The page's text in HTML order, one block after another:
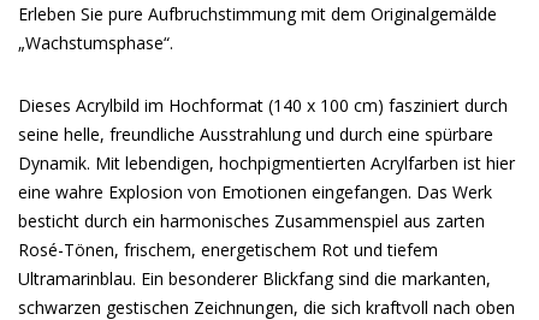
Erleben Sie pure Aufbruchstimmung mit dem Originalgemälde
„Wachstumsphase“.
Dieses Acrylbild im Hochformat (140 x 100 cm) fasziniert durch
seine helle, freundliche Ausstrahlung und durch eine spürbare
Dynamik. Mit lebendigen, hochpigmentierten Acrylfarben ist hier
eine wahre Explosion von Emotionen eingefangen. Das Werk
besticht durch ein harmonisches Zusammenspiel aus zarten
Rosé-Tönen, frischem, energetischem Rot und tiefem
Ultramarinblau. Ein besonderer Blickfang sind die markanten,
schwarzen gestischen Zeichnungen, die sich kraftvoll nach oben